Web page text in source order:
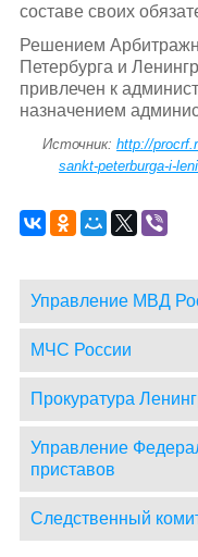
составе своих
Решением
Петербурга и
привлечен к
назначением
Источник:http://
sankt-peterburga-i-
Управление МВД
МЧС России
Прокуратура
Управление
приставов
Следственный